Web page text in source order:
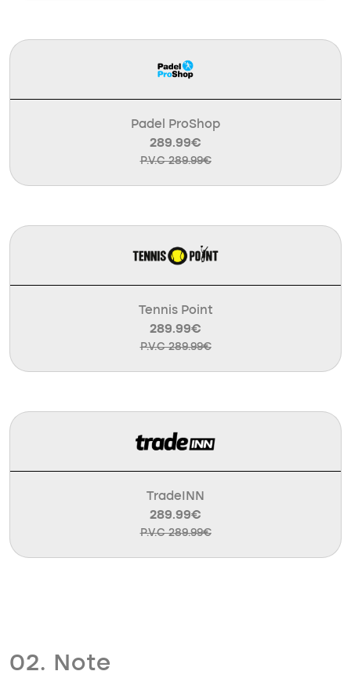
Padel ProShop
289.99€
P.V.C 289.99€
Tennis Point
289.99€
P.V.C 289.99€
TradeINN
289.99€
P.V.C 289.99€
02. Note